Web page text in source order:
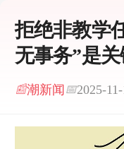
拒绝非教学
无事务”是
📰潮新闻📅2025-11-